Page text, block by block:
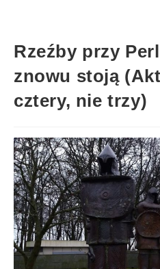
Rzeźby przy
znowu stoją
cztery, nie trzy)